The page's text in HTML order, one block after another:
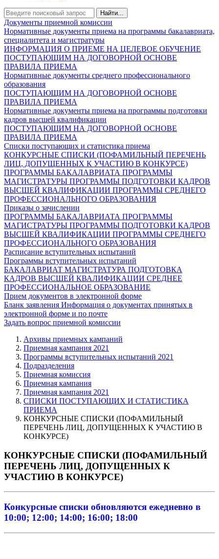
Найти...
Документы приемной комиссии
Нормативные документы приема на программы бакалавриата,
специалитета и магистратуры
ИНФОРМАЦИЯ О ПРИЕМЕ НА ЦЕЛЕВОЕ ОБУЧЕНИЕ
ПОСТУПАЮЩИМ НА ДОГОВОРНОЙ ОСНОВЕ
ПРАВИЛА ПРИЕМА
Нормативные документы среднего профессионального
образования
ПОСТУПАЮЩИМ НА ДОГОВОРНОЙ ОСНОВЕ
ПРАВИЛА ПРИЕМА
Нормативные документы приема на программы подготовки
кадров высшей квалификации
ПОСТУПАЮЩИМ НА ДОГОВОРНОЙ ОСНОВЕ
ПРАВИЛА ПРИЕМА
Списки поступающих и статистика приема
КОНКУРСНЫЕ СПИСКИ (ПОФАМИЛЬНЫЙ ПЕРЕЧЕНЬ
ЛИЦ, ДОПУЩЕННЫХ К УЧАСТИЮ В КОНКУРСЕ)
ПРОГРАММЫ БАКАЛАВРИАТА ПРОГРАММЫ
МАГИСТРАТУРЫ ПРОГРАММЫ ПОДГОТОВКИ КАДРОВ
ВЫСШЕЙ КВАЛИФИКАЦИИ ПРОГРАММЫ СРЕДНЕГО
ПРОФЕССИОНАЛЬНОГО ОБРАЗОВАНИЯ
Приказы о зачислении
ПРОГРАММЫ БАКАЛАВРИАТА ПРОГРАММЫ
МАГИСТРАТУРЫ ПРОГРАММЫ ПОДГОТОВКИ КАДРОВ
ВЫСШЕЙ КВАЛИФИКАЦИИ ПРОГРАММЫ СРЕДНЕГО
ПРОФЕССИОНАЛЬНОГО ОБРАЗОВАНИЯ
Расписание вступительных испытаний
Программы вступительных испытаний
БАКАЛАВРИАТ МАГИСТРАТУРА ПОДГОТОВКА
КАДРОВ ВЫСШЕЙ КВАЛИФИКАЦИИ СРЕДНЕЕ
ПРОФЕССИОНАЛЬНОЕ ОБРАЗОВАНИЕ
Прием документов в электронной форме
Бланк заявления Информация о документах принятых в
электронной форме и по почте
Задать вопрос приемной комиссии
Архивы приемных кампаний
Приемная кампания 2021
Программы вступительных испытаний 2021
Подразделения
Приемная комиссия
Приемная кампания
Приемная кампания 2021
СПИСКИ ПОСТУПАЮЩИХ И СТАТИСТИКА
ПРИЕМА
КОНКУРСНЫЕ СПИСКИ (ПОФАМИЛЬНЫЙ
ПЕРЕЧЕНЬ ЛИЦ, ДОПУЩЕННЫХ К УЧАСТИЮ В
КОНКУРСЕ)
КОНКУРСНЫЕ СПИСКИ (ПОФАМИЛЬНЫЙ
ПЕРЕЧЕНЬ ЛИЦ, ДОПУЩЕННЫХ К
УЧАСТИЮ В КОНКУРСЕ)
Конкурсные списки обновляются ежедневно в
10:00; 12:00; 14:00; 16:00; 18:00